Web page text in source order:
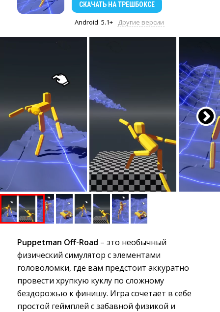
СКАЧАТЬ НА ТРЕШБОКСЕ
Android 5.1+ Другие версии
Puppetman Off-Road – это необычный
физический симулятор с элементами
головоломки, где вам предстоит аккуратно
провести хрупкую куклу по сложному
бездорожью к финишу. Игра сочетает в себе
простой геймплей с забавной физикой и